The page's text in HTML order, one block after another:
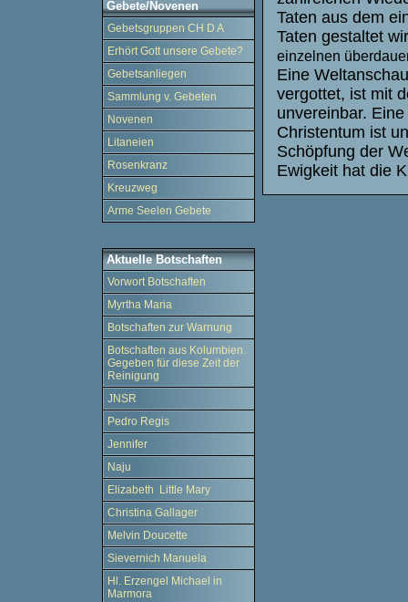
Gebete/Novenen
Gebetsgruppen CH D A
Erhört Gott unsere Gebete?
Gebetsanliegen
Sammlung v. Gebeten
Novenen
Litaneien
Rosenkranz
Kreuzweg
Arme Seelen Gebete
Aktuelle Botschaften
Vorwort Botschaften
Myrtha Maria
Botschaften zur Warnung
Botschaften aus Kolumbien.
Gegeben für diese Zeit der
Reinigung
JNSR
Pedro Regis
Jennifer
Naju
Elizabeth Little Mary
Christina Gallager
Melvin Doucette
Sievernich Manuela
Hl. Erzengel Michael in
Marmora
Taten aus dem
Taten gestaltet
einzelnen
Eine
vergottet, ist mit
unvereinbar.
Christentum ist
Schöpfung der
Ewigkeit hat die